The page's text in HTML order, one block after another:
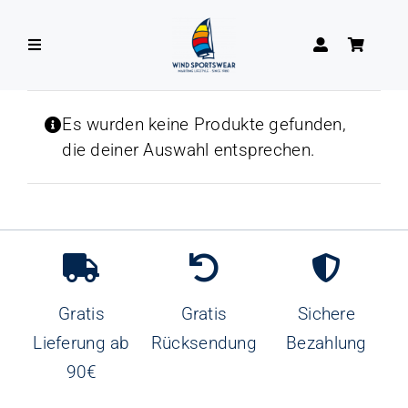
Inhalt
Toggle
Es wurden keine Produkte gefunden,
die deiner Auswahl entsprechen.
Gratis
Lieferung ab
90€
Gratis
Rücksendung
Sichere
Bezahlung